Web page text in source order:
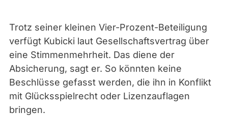
Trotz seiner kleinen Vier-Prozent-Beteiligung
verfügt Kubicki laut Gesellschaftsvertrag über
eine Stimmenmehrheit. Das diene der
Absicherung, sagt er. So könnten keine
Beschlüsse gefasst werden, die ihn in Konflikt
mit Glücksspielrecht oder Lizenzauflagen
bringen.